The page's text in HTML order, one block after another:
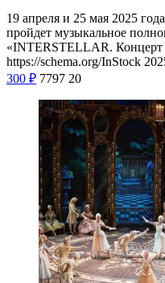
19 апреля и 25 мая 2025
пройдет музыкальное
«INTERSTELLAR. Концерт
https://schema.org/InStock
300 ₽ 7797 20